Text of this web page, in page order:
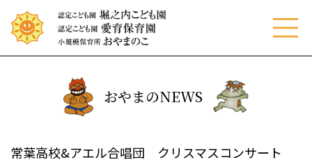
おやまのNEWS
常葉高校&アエル合唱団 クリスマスコンサート